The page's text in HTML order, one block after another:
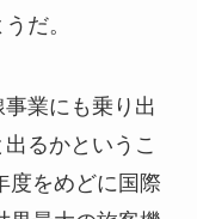
だ。
業にも乗り出
るかというこ
度をめどに国際